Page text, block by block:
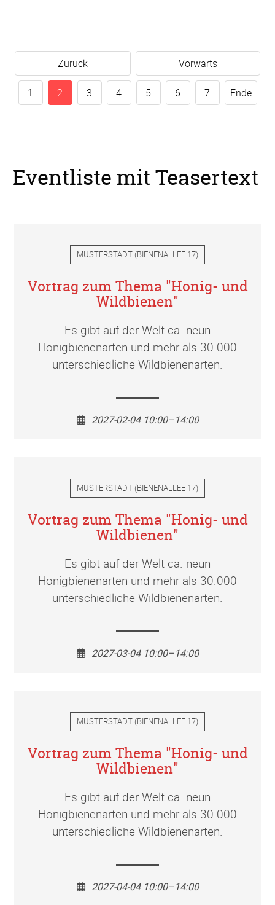
Zurück Vorwärts
1 2 3 4 5 6 7 Ende
Eventliste mit Teasertext
MUSTERSTADT (BIENENALLEE 17)
Vortrag zum Thema "Honig- und
Wildbienen"
Es gibt auf der Welt ca. neun
Honigbienenarten und mehr als 30.000
unterschiedliche Wildbienenarten.
2027-02-04 10:00–14:00
MUSTERSTADT (BIENENALLEE 17)
Vortrag zum Thema "Honig- und
Wildbienen"
Es gibt auf der Welt ca. neun
Honigbienenarten und mehr als 30.000
unterschiedliche Wildbienenarten.
2027-03-04 10:00–14:00
MUSTERSTADT (BIENENALLEE 17)
Vortrag zum Thema "Honig- und
Wildbienen"
Es gibt auf der Welt ca. neun
Honigbienenarten und mehr als 30.000
unterschiedliche Wildbienenarten.
2027-04-04 10:00–14:00